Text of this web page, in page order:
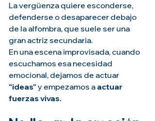
La vergüenza quiere esconderse,
defenderse o desaparecer debajo
de la alfombra, que suele ser una
gran actriz secundaria.
En una escena improvisada, cuando
escuchamos esa necesidad
emocional, dejamos de actuar
“ideas” y empezamos a actuar
fuerzas vivas.